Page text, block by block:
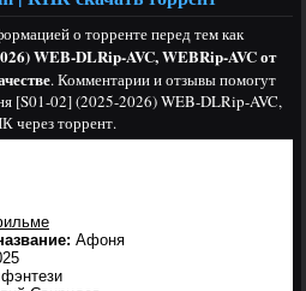
о торренте перед тем как
WEB-DLRip-AVC, WEBRip-AVC от
. Комментарии и отзывы помогут
[S01-02] (2025-2026) WEB-DLRip-AVC,
через торрент.
Афоня